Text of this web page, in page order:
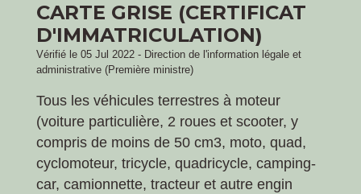
CARTE GRISE (CERTIFICAT
D'IMMATRICULATION)
Vérifié le 05 Jul 2022 - Direction de l'information légale et
administrative (Première ministre)
Tous les véhicules terrestres à moteur
(voiture particulière, 2 roues et scooter, y
compris de moins de 50 cm3, moto, quad,
cyclomoteur, tricycle, quadricycle, camping-
car, camionnette, tracteur et autre engin